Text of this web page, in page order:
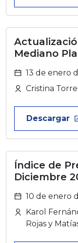
Mediano
13 de enero
Cristina
Descargar
Índice de
Diciembre
10 de enero
Karol
Rojas y